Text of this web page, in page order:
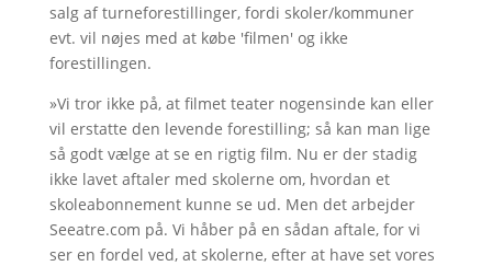
salg af turneforestillinger, fordi skoler/kommuner
evt. vil nøjes med at købe 'filmen' og ikke
forestillingen.
»Vi tror ikke på, at filmet teater nogensinde kan eller
vil erstatte den levende forestilling; så kan man lige
så godt vælge at se en rigtig film. Nu er der stadig
ikke lavet aftaler med skolerne om, hvordan et
skoleabonnement kunne se ud. Men det arbejder
Seeatre.com på. Vi håber på en sådan aftale, for vi
ser en fordel ved, at skolerne, efter at have set vores